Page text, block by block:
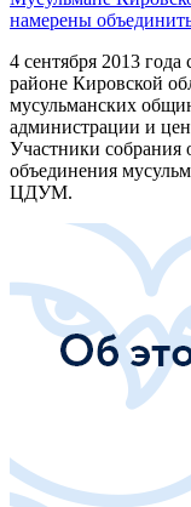
намерены
4 сентября 2013
районе Кировской
мусульманских
администрации и
Участники собрания
объединения
ЦДУМ.